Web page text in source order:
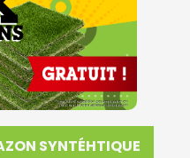
SYNTÉHTIQUE